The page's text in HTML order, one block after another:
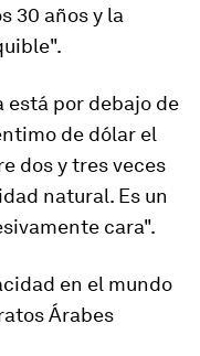
30 años y la
".
está por debajo de
de dólar el
dos y tres veces
natural. Es un
cara".
en el mundo
Árabes